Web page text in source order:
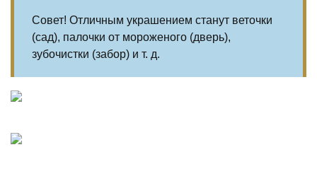
Совет! Отличным украшением станут веточки
(сад), палочки от мороженого (дверь),
зубочистки (забор) и т. д.